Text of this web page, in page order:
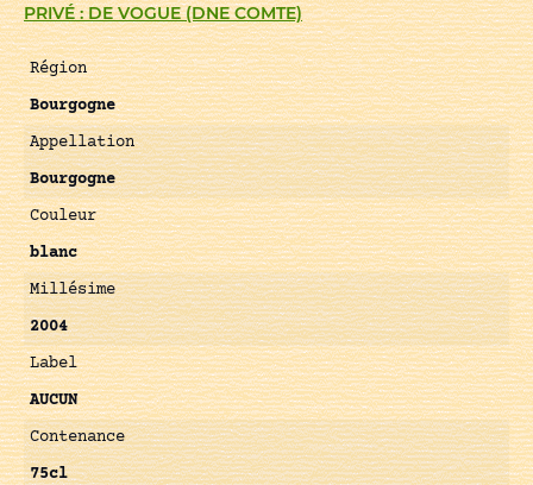
PRIVÉ : DE VOGUE (DNE COMTE)
Région
Bourgogne
Appellation
Bourgogne
Couleur
blanc
Millésime
2004
Label
AUCUN
Contenance
75cl